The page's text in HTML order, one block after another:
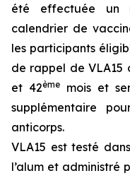
été effectuée un
calendrier de
les participants
de rappel de VLA15
et 42ème
mois et
supplémentaire
anticorps.
VLA15 est testé
l’alum et administré